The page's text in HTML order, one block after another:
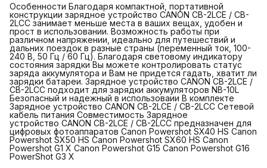
Особенности Благодаря компактной, портативной
конструкции зарядное устройство CANON CB-2LCE / CB-
2LCC занимает меньше места в ваших вещах, удобен и
прост в использовании. Возможность работы при
различном напряжении, идеально для путешествий и
дальних поездок в разные страны (переменный ток, 100-
240 В, 50 Гц / 60 Гц). Благодаря световому индикатору
состояния зарядки Вы можете контролировать статус
заряда аккумулятора и Вам не придется гадать, хватит ли
зарядки батареи. Зарядное устройство CANON CB-2LCE /
CB-2LCC подходит для зарядки аккумуляторов NB-10L
Безопасный и надежный в использоваии В комплекте
Зарядное устройство CANON CB-2LCE / CB-2LCC Сетевой
кабель питания Совместимость Зарядное
устройство CANON CB-2LCE / CB-2LCC предназначен для
цифровых фотоаппаратов Canon Powershot SX40 HS Canon
Powershot SX50 HS Canon Powershot SX60 HS Canon
Powershot G1 X Canon Powershot G15 Canon Powershot G16
PowerShot G3 X